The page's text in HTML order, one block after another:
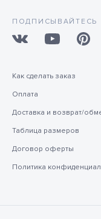
ПОДПИСЫВАЙТЕСЬ
Как сделать заказ
Оплата
Доставка и возврат/
Таблица размеров
Договор оферты
Политика